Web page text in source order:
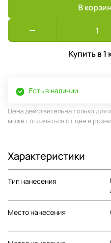
В
Купить в 1
Есть в наличии
Цена действительна только для
может отличаться от цен в
Характеристики
Тип нанесения
Место нанесения